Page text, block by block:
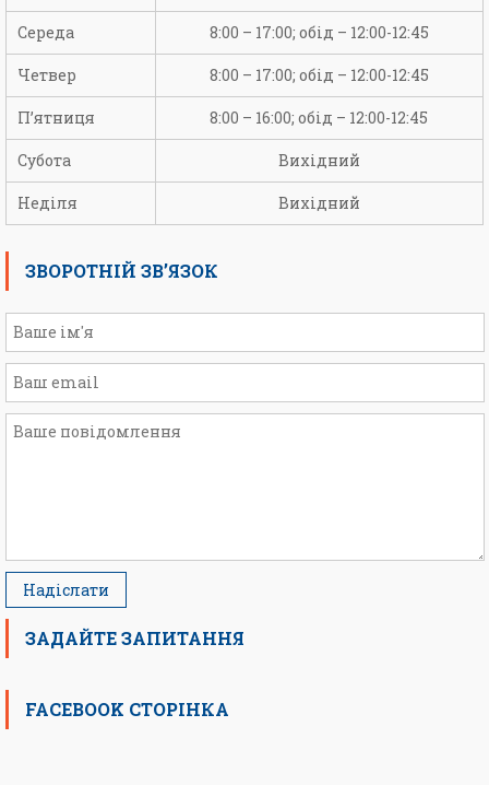
Середа 8:00 – 17:00; обід – 12:00-12:45
Четвер 8:00 – 17:00; обід – 12:00-12:45
П’ятниця 8:00 – 16:00; обід – 12:00-12:45
Субота Вихідний
Неділя Вихідний
ЗВОРОТНІЙ ЗВ’ЯЗОК
ЗАДАЙТЕ ЗАПИТАННЯ
FACEBOOK СТОРІНКА